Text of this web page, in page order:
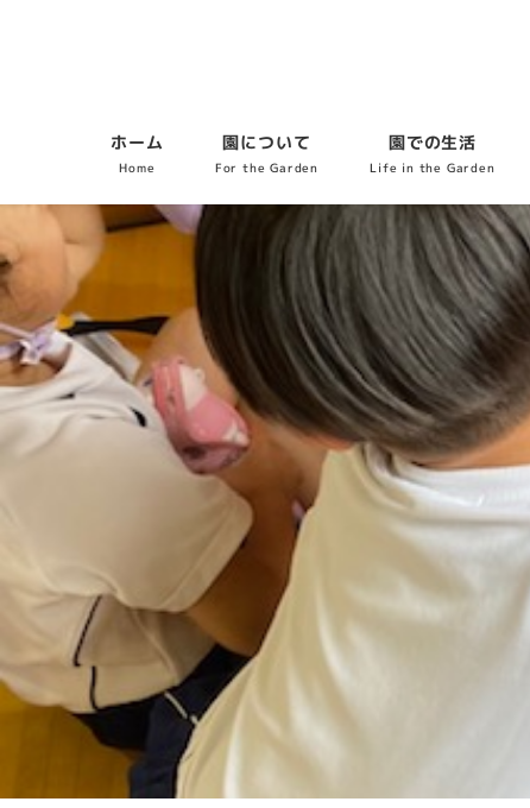
ホーム
Home
園について
For the Garden
園での生活
Life in the Garden